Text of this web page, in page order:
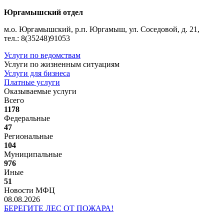
Юргамышский отдел
м.о. Юргамышский, р.п. Юргамыш, ул. Соседовой, д. 21,
тел.: 8(35248)91053
Услуги по ведомствам
Услуги по жизненным ситуациям
Услуги для бизнеса
Платные услуги
Оказываемые услуги
Всего
1178
Федеральные
47
Региональные
104
Муниципальные
976
Иные
51
Новости МФЦ
08.08.2026
БЕРЕГИТЕ ЛЕС ОТ ПОЖАРА!